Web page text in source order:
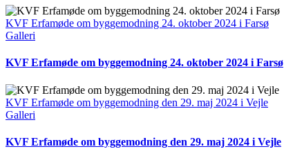
KVF Erfamøde om byggemodning 24. oktober 2024 i Farsø
Galleri
KVF Erfamøde om byggemodning 24. oktober 2024 i Farsø
KVF Erfamøde om byggemodning den 29. maj 2024 i Vejle
Galleri
KVF Erfamøde om byggemodning den 29. maj 2024 i Vejle